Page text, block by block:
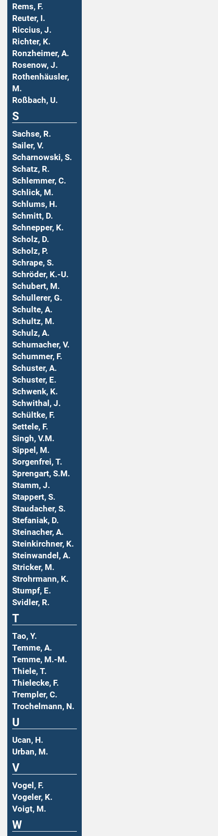
Rems, F.
Reuter, I.
Riccius, J.
Richter, K.
Ronzheimer, A.
Rosenow, J.
Rothenhäusler,
M.
Roßbach, U.
S
Sachse, R.
Sailer, V.
Scharnowski, S.
Schatz, R.
Schlemmer, C.
Schlick, M.
Schlums, H.
Schmitt, D.
Schnepper, K.
Scholz, D.
Scholz, P.
Schrape, S.
Schröder, K.-U.
Schubert, M.
Schullerer, G.
Schulte, A.
Schultz, M.
Schulz, A.
Schumacher, V.
Schummer, F.
Schuster, A.
Schuster, E.
Schwenk, K.
Schwithal, J.
Schültke, F.
Settele, F.
Singh, V.M.
Sippel, M.
Sorgenfrei, T.
Sprengart, S.M.
Stamm, J.
Stappert, S.
Staudacher, S.
Stefaniak, D.
Steinacher, A.
Steinkirchner, K.
Steinwandel, A.
Stricker, M.
Strohrmann, K.
Stumpf, E.
Svidler, R.
T
Tao, Y.
Temme, A.
Temme, M.-M.
Thiele, T.
Thielecke, F.
Trempler, C.
Trochelmann, N.
U
Ucan, H.
Urban, M.
V
Vogel, F.
Vogeler, K.
Voigt, M.
W